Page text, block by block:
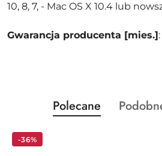
10, 8, 7, - Mac OS X 10.4 lub
Gwarancja producenta [mies.]
Pomiń karuzelę
Produkty
o
Polecane
-36%